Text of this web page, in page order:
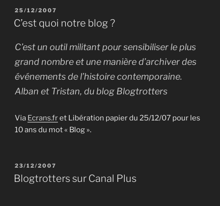
PUBLIÉ
LE
25/12/2007
C’est quoi notre blog ?
C’est un outil militant pour sensibiliser le plus
grand nombre et une manière d’archiver des
événements de l’histoire contemporaine.
Alban et Tristan, du blog Blogtrotters
Via Ecrans.fret Libération papier du 25/12/07 pour les
10 ans du mot « Blog ».
PUBLIÉ
LE
23/12/2007
Blogtrotters sur Canal Plus